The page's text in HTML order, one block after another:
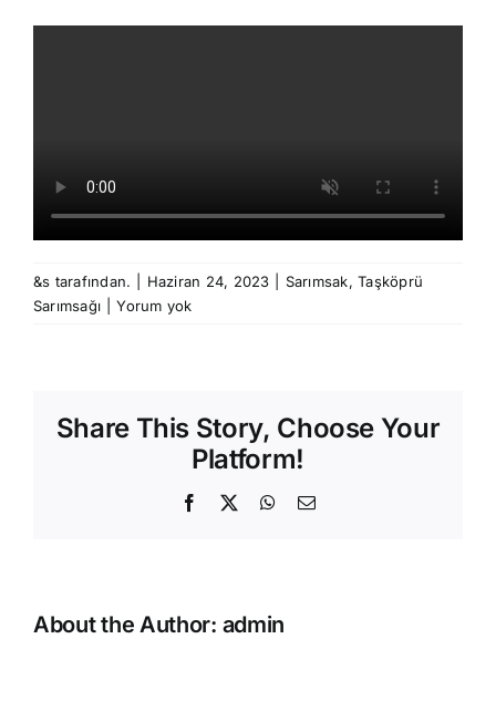
&s tarafından. Haziran 24, 2023 Sarımsak,Taşköprü
Sarımsağı
Yorum yok
Share This Story, Choose Your
Platform!
Facebook WhatsApp
E-
About the Author: admin